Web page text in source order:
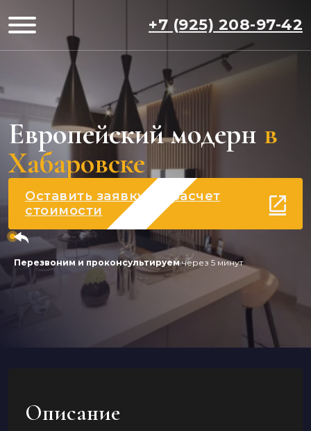
+7 (925) 208-97-42
Европейский модерн в
Хабаровске
Оставить заявку на расчет
стоимости
Перезвоним и проконсультируемчерез 5 минут
Описание